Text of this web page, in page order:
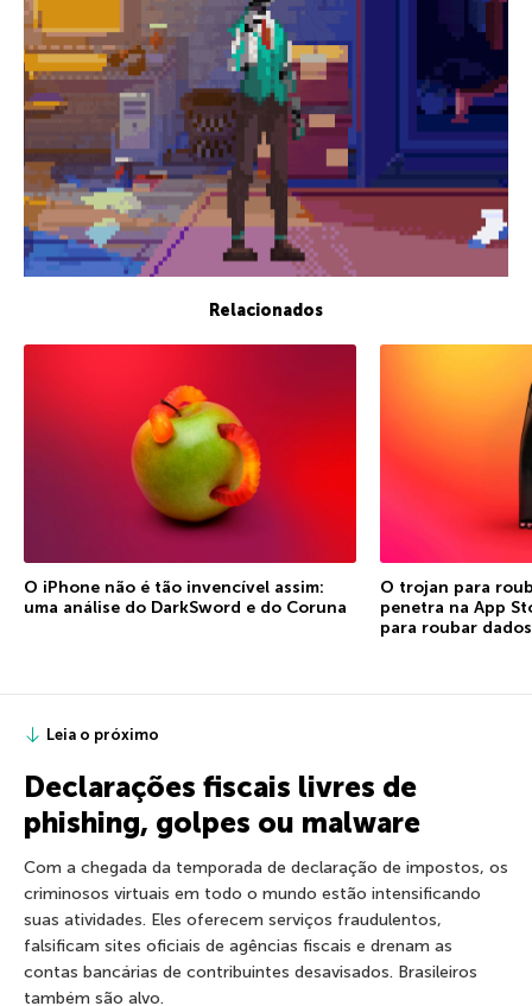
Relacionados
O iPhone não é tão invencível assim:
uma análise do DarkSword e do Coruna
O trojan para
penetra na App
para roubar
Leia o próximo
Declarações fiscais livres de
phishing, golpes ou malware
Com a chegada da temporada de declaração de impostos, os
criminosos virtuais em todo o mundo estão intensificando
suas atividades. Eles oferecem serviços fraudulentos,
falsificam sites oficiais de agências fiscais e drenam as
contas bancárias de contribuintes desavisados. Brasileiros
também são alvo.